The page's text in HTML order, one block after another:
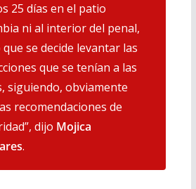
25 días en el patio
ni al interior del penal,
se decide levantar las
que se tenían a las
siguiendo, obviamente
recomendaciones de
dijo Mojica
.